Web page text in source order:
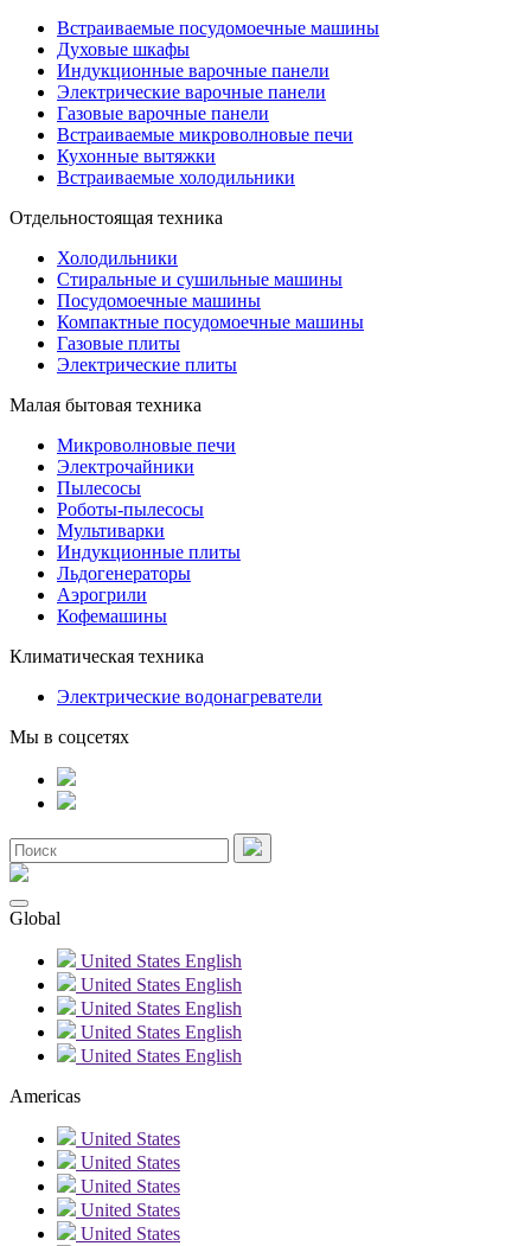
Встраиваемые посудомоечные машины
Духовые шкафы
Индукционные варочные панели
Электрические варочные панели
Газовые варочные панели
Встраиваемые микроволновые печи
Кухонные вытяжки
Встраиваемые холодильники
Отдельностоящая техника
Холодильники
Стиральные и сушильные машины
Посудомоечные машины
Компактные посудомоечные машины
Газовые плиты
Электрические плиты
Малая бытовая техника
Микроволновые печи
Электрочайники
Пылесосы
Роботы-пылесосы
Мультиварки
Индукционные плиты
Льдогенераторы
Аэрогрили
Кофемашины
Климатическая техника
Электрические водонагреватели
Мы в соцсетях
Global
United States English
United States English
United States English
United States English
United States English
Americas
United States
United States
United States
United States
United States